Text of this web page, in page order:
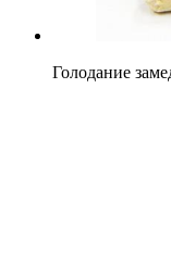
Голодание